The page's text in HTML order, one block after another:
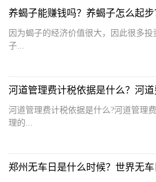
养蝎子能赚钱吗？养蝎子怎么起步
因为蝎子的经济价值很大，因此很多
子...
河道管理费计税依据是什么？河道
河道管理费计税依据是什么?河道管理
理的...
郑州无车日是什么时候？世界无车